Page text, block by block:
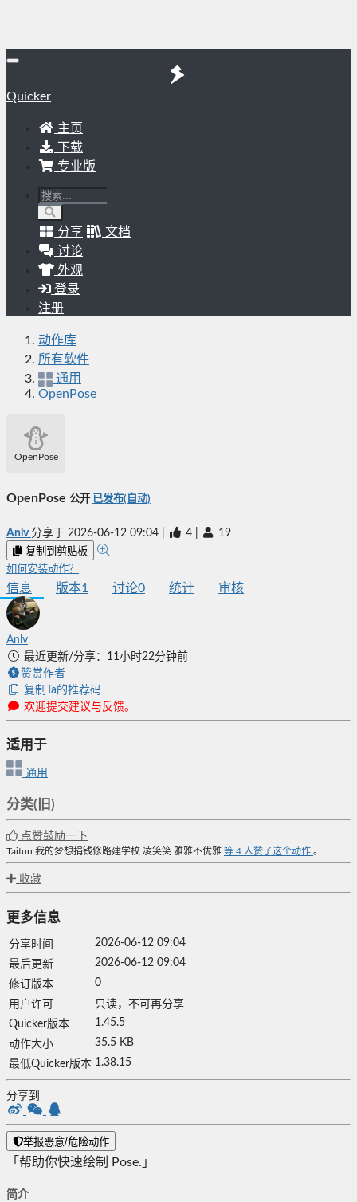
Quicker
主页
下载
专业版
分享
文档
讨论
外观
登录
注册
动作库
所有软件
通用
OpenPose
OpenPose
OpenPose 公开 已发布(自动)
Anlv分享于 2026-06-12 09:04 4 19
复制到剪贴板
如何安装动作？
信息 版本1 讨论0 统计 审核
Anlv
最近更新/分享：11小时22分钟前
赞赏作者
复制Ta的推荐码
欢迎提交建议与反馈。
适用于
通用
分类(旧)
点赞鼓励一下
Taitun 我的梦想捐钱修路建学校 凌笑笑 雅雅不优雅 等 4 人赞了这个动作 。
收藏
更多信息
分享时间
2026-06-12 09:04
最后更新
2026-06-12 09:04
修订版本
0
用户许可
只读，不可再分享
Quicker版本
1.45.5
动作大小
35.5 KB
最低Quicker版本 1.38.15
分享到
举报恶意/危险动作
「帮助你快速绘制 Pose.」
简介